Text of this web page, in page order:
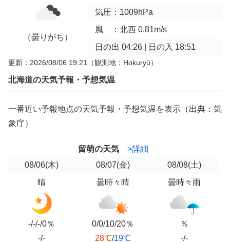
（曇りがち）
気圧：1009hPa
風 ：北西 0.81m/s
日の出 04:26 | 日の入 18:51
更新：2026/08/06 19:21 （観測地：Hokuryū）
北海道の天気予報・予想気温
一番近い予報地点の天気予報・予想気温を表示（出典：気
象庁）
留萌の天気
>詳細
08/06(木) 08/07(金) 08/08(土)
晴
-/-/-/0％
-/-
曇時々晴
0/0/10/20％
28℃/19℃
曇時々雨
％
-/-